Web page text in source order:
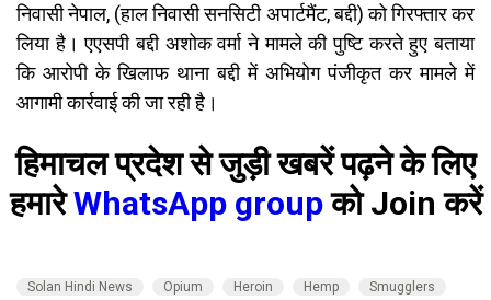
निवासी नेपाल, (हाल निवासी सनसिटी अपार्टमैंट, बद्दी) को गिरफ्तार कर
लिया है। एएसपी बद्दी अशोक वर्मा ने मामले की पुष्टि करते हुए बताया
कि आरोपी के खिलाफ थाना बद्दी में अभियोग पंजीकृत कर मामले में
आगामी कार्रवाई की जा रही है।
हिमाचल प्रदेश से जुड़ी खबरें पढ़ने के लिए
हमारेWhatsApp groupको Join करें
Solan Hindi News Opium Heroin Hemp
Smugglers